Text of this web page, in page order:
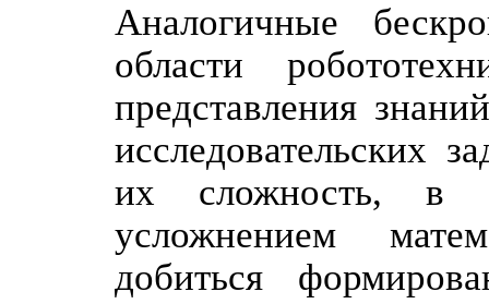
Аналогичные
области
представления
исследовательских
их сложность, в
усложнением
добиться